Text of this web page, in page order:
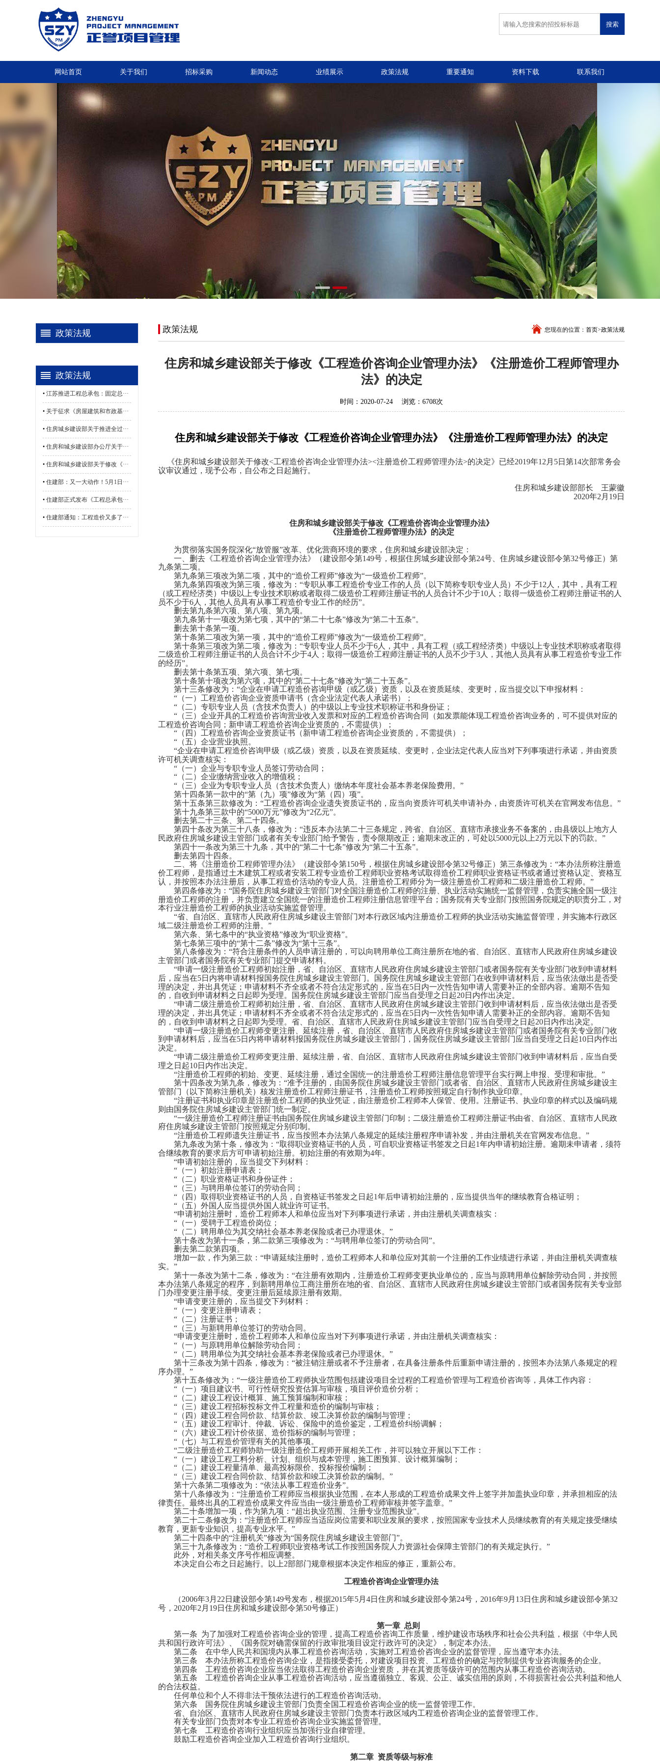
网站首页 关于我们 招标采购 新闻动态 业绩展示 政策法规 重要通知 资料下载 联系我们
政策法规
政策法规
• 江苏推进工程总承包：固定总···
• 关于征求《房屋建筑和市政基···
• 住房城乡建设部关于推进全过···
• 住房和城乡建设部办公厅关于···
• 住房和城乡建设部关于修改《···
• 住建部：又一大动作！5月1日···
• 住建部正式发布《工程总承包···
• 住建部通知：工程造价又多了···
政策法规 您现在的位置： 首页>政策法规
住房和城乡建设部关于修改《工程造价咨询企业管理办法》《注册造价工程师管理办
法》的决定
时间：2020-07-24 浏览：6708次
住房和城乡建设部关于修改《工程造价咨询企业管理办法》《注册造价工程师管理办法》的决定
《住房和城乡建设部关于修改<工程造价咨询企业管理办法><注册造价工程师管理办法>的决定》已经2019年12月5日第14次部常务会
议审议通过，现予公布，自公布之日起施行。
住房和城乡建设部部长 王蒙徽
2020年2月19日
住房和城乡建设部关于修改《工程造价咨询企业管理办法》
《注册造价工程师管理办法》的决定
为贯彻落实国务院深化“放管服”改革、优化营商环境的要求，住房和城乡建设部决定：
一、删去《工程造价咨询企业管理办法》（建设部令第149号，根据住房城乡建设部令第24号、住房城乡建设部令第32号修正）第
九条第二项。
第九条第三项改为第二项，其中的“造价工程师”修改为“一级造价工程师”。
第九条第四项改为第三项，修改为： “专职从事工程造价专业工作的人员（以下简称专职专业人员）不少于12人，其中，具有工程
（或工程经济类）中级以上专业技术职称或者取得二级造价工程师注册证书的人员合计不少于10人；取得一级造价工程师注册证书的人
员不少于6人，其他人员具有从事工程造价专业工作的经历”。
删去第九条第六项、第八项、第九项。
第九条第十一项改为第七项，其中的“第二十七条”修改为“第二十五条”。
删去第十条第一项。
第十条第二项改为第一项，其中的“造价工程师”修改为“一级造价工程师”。
第十条第三项改为第二项，修改为： “专职专业人员不少于6人，其中，具有工程（或工程经济类）中级以上专业技术职称或者取得
二级造价工程师注册证书的人员合计不少于4人；取得一级造价工程师注册证书的人员不少于3人，其他人员具有从事工程造价专业工作
的经历”。
删去第十条第五项、第六项、第七项。
第十条第十项改为第六项，其中的“第二十七条”修改为“第二十五条”。
第十三条修改为： “企业在申请工程造价咨询甲级（或乙级）资质，以及在资质延续、变更时，应当提交以下申报材料：
“（一）工程造价咨询企业资质申请书（含企业法定代表人承诺书）；
“（二）专职专业人员（含技术负责人）的中级以上专业技术职称证书和身份证；
“（三）企业开具的工程造价咨询营业收入发票和对应的工程造价咨询合同（如发票能体现工程造价咨询业务的，可不提供对应的
工程造价咨询合同；新申请工程造价咨询企业资质的，不需提供）；
“（四）工程造价咨询企业资质证书（新申请工程造价咨询企业资质的，不需提供）；
“（五）企业营业执照。
“企业在申请工程造价咨询甲级（或乙级）资质，以及在资质延续、变更时，企业法定代表人应当对下列事项进行承诺，并由资质
许可机关调查核实：
“（一）企业与专职专业人员签订劳动合同；
“（二）企业缴纳营业收入的增值税；
“（三）企业为专职专业人员（含技术负责人）缴纳本年度社会基本养老保险费用。”
第十四条第一款中的“第（九）项”修改为“第（四）项”。
第十五条第三款修改为： “工程造价咨询企业遗失资质证书的，应当向资质许可机关申请补办，由资质许可机关在官网发布信息。”
第十九条第三款中的“5000万元”修改为“2亿元”。
删去第二十三条、第二十四条。
第四十条改为第三十八条，修改为： “违反本办法第二十三条规定，跨省、自治区、直辖市承接业务不备案的，由县级以上地方人
民政府住房城乡建设主管部门或者有关专业部门给予警告，责令限期改正；逾期未改正的，可处以5000元以上2万元以下的罚款。”
第四十一条改为第三十九条，其中的“第二十七条”修改为“第二十五条”。
删去第四十四条。
二、将《注册造价工程师管理办法》（建设部令第150号，根据住房城乡建设部令第32号修正）第三条修改为：“本办法所称注册造
价工程师，是指通过土木建筑工程或者安装工程专业造价工程师职业资格考试取得造价工程师职业资格证书或者通过资格认定、资格互
认，并按照本办法注册后，从事工程造价活动的专业人员。注册造价工程师分为一级注册造价工程师和二级注册造价工程师。”
第四条修改为： “国务院住房城乡建设主管部门对全国注册造价工程师的注册、执业活动实施统一监督管理，负责实施全国一级注
册造价工程师的注册，并负责建立全国统一的注册造价工程师注册信息管理平台；国务院有关专业部门按照国务院规定的职责分工，对
本行业注册造价工程师的执业活动实施监督管理。
“省、自治区、直辖市人民政府住房城乡建设主管部门对本行政区域内注册造价工程师的执业活动实施监督管理，并实施本行政区
域二级注册造价工程师的注册。”
第六条、第七条中的“执业资格”修改为“职业资格”。
第七条第三项中的“第十二条”修改为“第十三条”。
第八条修改为： “符合注册条件的人员申请注册的，可以向聘用单位工商注册所在地的省、自治区、直辖市人民政府住房城乡建设
主管部门或者国务院有关专业部门提交申请材料。
“申请一级注册造价工程师初始注册，省、自治区、直辖市人民政府住房城乡建设主管部门或者国务院有关专业部门收到申请材料
后，应当在5日内将申请材料报国务院住房城乡建设主管部门。国务院住房城乡建设主管部门在收到申请材料后，应当依法做出是否受
理的决定，并出具凭证；申请材料不齐全或者不符合法定形式的，应当在5日内一次性告知申请人需要补正的全部内容。逾期不告知
的，自收到申请材料之日起即为受理。国务院住房城乡建设主管部门应当自受理之日起20日内作出决定。
“申请二级注册造价工程师初始注册，省、自治区、直辖市人民政府住房城乡建设主管部门收到申请材料后，应当依法做出是否受
理的决定，并出具凭证；申请材料不齐全或者不符合法定形式的，应当在5日内一次性告知申请人需要补正的全部内容。逾期不告知
的，自收到申请材料之日起即为受理。省、自治区、直辖市人民政府住房城乡建设主管部门应当自受理之日起20日内作出决定。
“申请一级注册造价工程师变更注册、延续注册，省、自治区、直辖市人民政府住房城乡建设主管部门或者国务院有关专业部门收
到申请材料后，应当在5日内将申请材料报国务院住房城乡建设主管部门，国务院住房城乡建设主管部门应当自受理之日起10日内作出
决定。
“申请二级注册造价工程师变更注册、延续注册，省、自治区、直辖市人民政府住房城乡建设主管部门收到申请材料后，应当自受
理之日起10日内作出决定。
“注册造价工程师的初始、变更、延续注册，通过全国统一的注册造价工程师注册信息管理平台实行网上申报、受理和审批。”
第十四条改为第九条，修改为： “准予注册的，由国务院住房城乡建设主管部门或者省、自治区、直辖市人民政府住房城乡建设主
管部门（以下简称注册机关）核发注册造价工程师注册证书，注册造价工程师按照规定自行制作执业印章。
“注册证书和执业印章是注册造价工程师的执业凭证，由注册造价工程师本人保管、使用。注册证书、执业印章的样式以及编码规
则由国务院住房城乡建设主管部门统一制定。
“一级注册造价工程师注册证书由国务院住房城乡建设主管部门印制；二级注册造价工程师注册证书由省、自治区、直辖市人民政
府住房城乡建设主管部门按照规定分别印制。
“注册造价工程师遗失注册证书，应当按照本办法第八条规定的延续注册程序申请补发，并由注册机关在官网发布信息。”
第九条改为第十条，修改为： “取得职业资格证书的人员，可自职业资格证书签发之日起1年内申请初始注册。逾期未申请者，须符
合继续教育的要求后方可申请初始注册。初始注册的有效期为4年。
“申请初始注册的，应当提交下列材料：
“（一）初始注册申请表；
“（二）职业资格证书和身份证件；
“（三）与聘用单位签订的劳动合同；
“（四）取得职业资格证书的人员，自资格证书签发之日起1年后申请初始注册的，应当提供当年的继续教育合格证明；
“（五）外国人应当提供外国人就业许可证书。
“申请初始注册时，造价工程师本人和单位应当对下列事项进行承诺，并由注册机关调查核实：
“（一）受聘于工程造价岗位；
“（二）聘用单位为其交纳社会基本养老保险或者已办理退休。”
第十条改为第十一条，第二款第三项修改为： “与聘用单位签订的劳动合同”。
删去第二款第四项。
增加一款，作为第三款： “申请延续注册时，造价工程师本人和单位应对其前一个注册的工作业绩进行承诺，并由注册机关调查核
实。”
第十一条改为第十二条，修改为： “在注册有效期内，注册造价工程师变更执业单位的，应当与原聘用单位解除劳动合同，并按照
本办法第八条规定的程序，到新聘用单位工商注册所在地的省、自治区、直辖市人民政府住房城乡建设主管部门或者国务院有关专业部
门办理变更注册手续。变更注册后延续原注册有效期。
“申请变更注册的，应当提交下列材料：
“（一）变更注册申请表；
“（二）注册证书；
“（三）与新聘用单位签订的劳动合同。
“申请变更注册时，造价工程师本人和单位应当对下列事项进行承诺，并由注册机关调查核实：
“（一）与原聘用单位解除劳动合同；
“（二）聘用单位为其交纳社会基本养老保险或者已办理退休。”
第十三条改为第十四条，修改为： “被注销注册或者不予注册者，在具备注册条件后重新申请注册的，按照本办法第八条规定的程
序办理。”
第十五条修改为： “一级注册造价工程师执业范围包括建设项目全过程的工程造价管理与工程造价咨询等，具体工作内容：
“（一）项目建议书、可行性研究投资估算与审核，项目评价造价分析；
“（二）建设工程设计概算、施工预算编制和审核；
“（三）建设工程招标投标文件工程量和造价的编制与审核；
“（四）建设工程合同价款、结算价款、竣工决算价款的编制与管理；
“（五）建设工程审计、仲裁、诉讼、保险中的造价鉴定，工程造价纠纷调解；
“（六）建设工程计价依据、造价指标的编制与管理；
“（七）与工程造价管理有关的其他事项。
“二级注册造价工程师协助一级注册造价工程师开展相关工作，并可以独立开展以下工作：
“（一）建设工程工料分析、计划、组织与成本管理，施工图预算、设计概算编制；
“（二）建设工程量清单、最高投标限价、投标报价编制；
“（三）建设工程合同价款、结算价款和竣工决算价款的编制。”
第十六条第二项修改为： “依法从事工程造价业务”。
第十八条修改为： “注册造价工程师应当根据执业范围，在本人形成的工程造价成果文件上签字并加盖执业印章，并承担相应的法
律责任。最终出具的工程造价成果文件应当由一级注册造价工程师审核并签字盖章。”
第二十条增加一项，作为第九项： “超出执业范围、注册专业范围执业”。
第二十二条修改为： “注册造价工程师应当适应岗位需要和职业发展的要求，按照国家专业技术人员继续教育的有关规定接受继续
教育，更新专业知识，提高专业水平。”
第二十四条中的“注册机关”修改为“国务院住房城乡建设主管部门”。
第三十九条修改为： “造价工程师职业资格考试工作按照国务院人力资源社会保障主管部门的有关规定执行。”
此外，对相关条文序号作相应调整。
本决定自公布之日起施行。以上2部部门规章根据本决定作相应的修正，重新公布。
工程造价咨询企业管理办法
（2006年3月22日建设部令第149号发布，根据2015年5月4日住房和城乡建设部令第24号，2016年9月13日住房和城乡建设部令第32
号，2020年2月19日住房和城乡建设部令第50号修正）
第一章 总则
第一条 为了加强对工程造价咨询企业的管理，提高工程造价咨询工作质量，维护建设市场秩序和社会公共利益，根据《中华人民
共和国行政许可法》、《国务院对确需保留的行政审批项目设定行政许可的决定》，制定本办法。
第二条 在中华人民共和国境内从事工程造价咨询活动，实施对工程造价咨询企业的监督管理，应当遵守本办法。
第三条 本办法所称工程造价咨询企业，是指接受委托，对建设项目投资、工程造价的确定与控制提供专业咨询服务的企业。
第四条 工程造价咨询企业应当依法取得工程造价咨询企业资质，并在其资质等级许可的范围内从事工程造价咨询活动。
第五条 工程造价咨询企业从事工程造价咨询活动，应当遵循独立、客观、公正、诚实信用的原则，不得损害社会公共利益和他人
的合法权益。
任何单位和个人不得非法干预依法进行的工程造价咨询活动。
第六条 国务院住房城乡建设主管部门负责全国工程造价咨询企业的统一监督管理工作。
省、自治区、直辖市人民政府住房城乡建设主管部门负责本行政区域内工程造价咨询企业的监督管理工作。
有关专业部门负责对本专业工程造价咨询企业实施监督管理。
第七条 工程造价咨询行业组织应当加强行业自律管理。
鼓励工程造价咨询企业加入工程造价咨询行业组织。
第二章 资质等级与标准